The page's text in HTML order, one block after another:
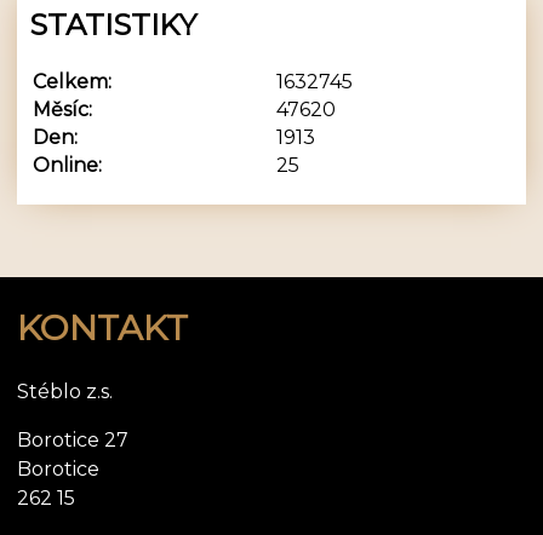
STATISTIKY
Online: 25
Celkem:
1632745
Měsíc:
47620
Den:
1913
KONTAKT
Stéblo z.s.
Borotice 27
Borotice
262 15